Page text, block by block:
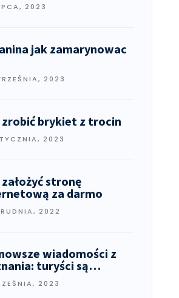
2023
jak zamarynowac
2023
brykiet z trocin
2023
stronę
za darmo
2022
wiadomości z
turyści są…
2023